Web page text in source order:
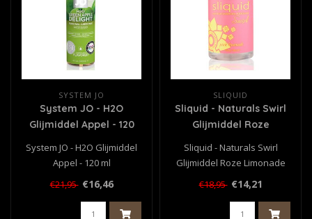
SYSTEM JO
System JO - H2O
Glijmiddel Appel - 120
System JO - H2O Glijmiddel
Appel - 120 ml
€21,95 €16,46
SLIQUID
Sliquid - Naturals Swirl
Glijmiddel Roze
Sliquid - Naturals Swirl
Glijmiddel Roze Limonade
125 ml
€18,95 €14,21